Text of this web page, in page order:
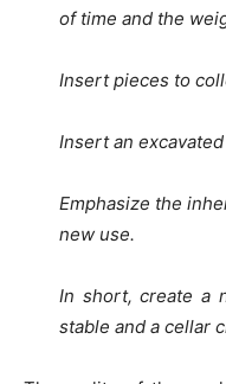
of time and the
Insert pieces to
Insert an
Emphasize the
new use.
In short, create a
stable and a cellar